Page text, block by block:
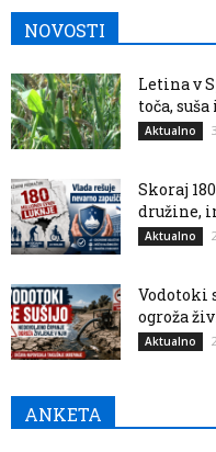
NOVOSTI
Letina v
toča,
Aktualno
Skoraj
družine,
Aktualno
Vodotoki
ogroža
Aktualno
ANKETA